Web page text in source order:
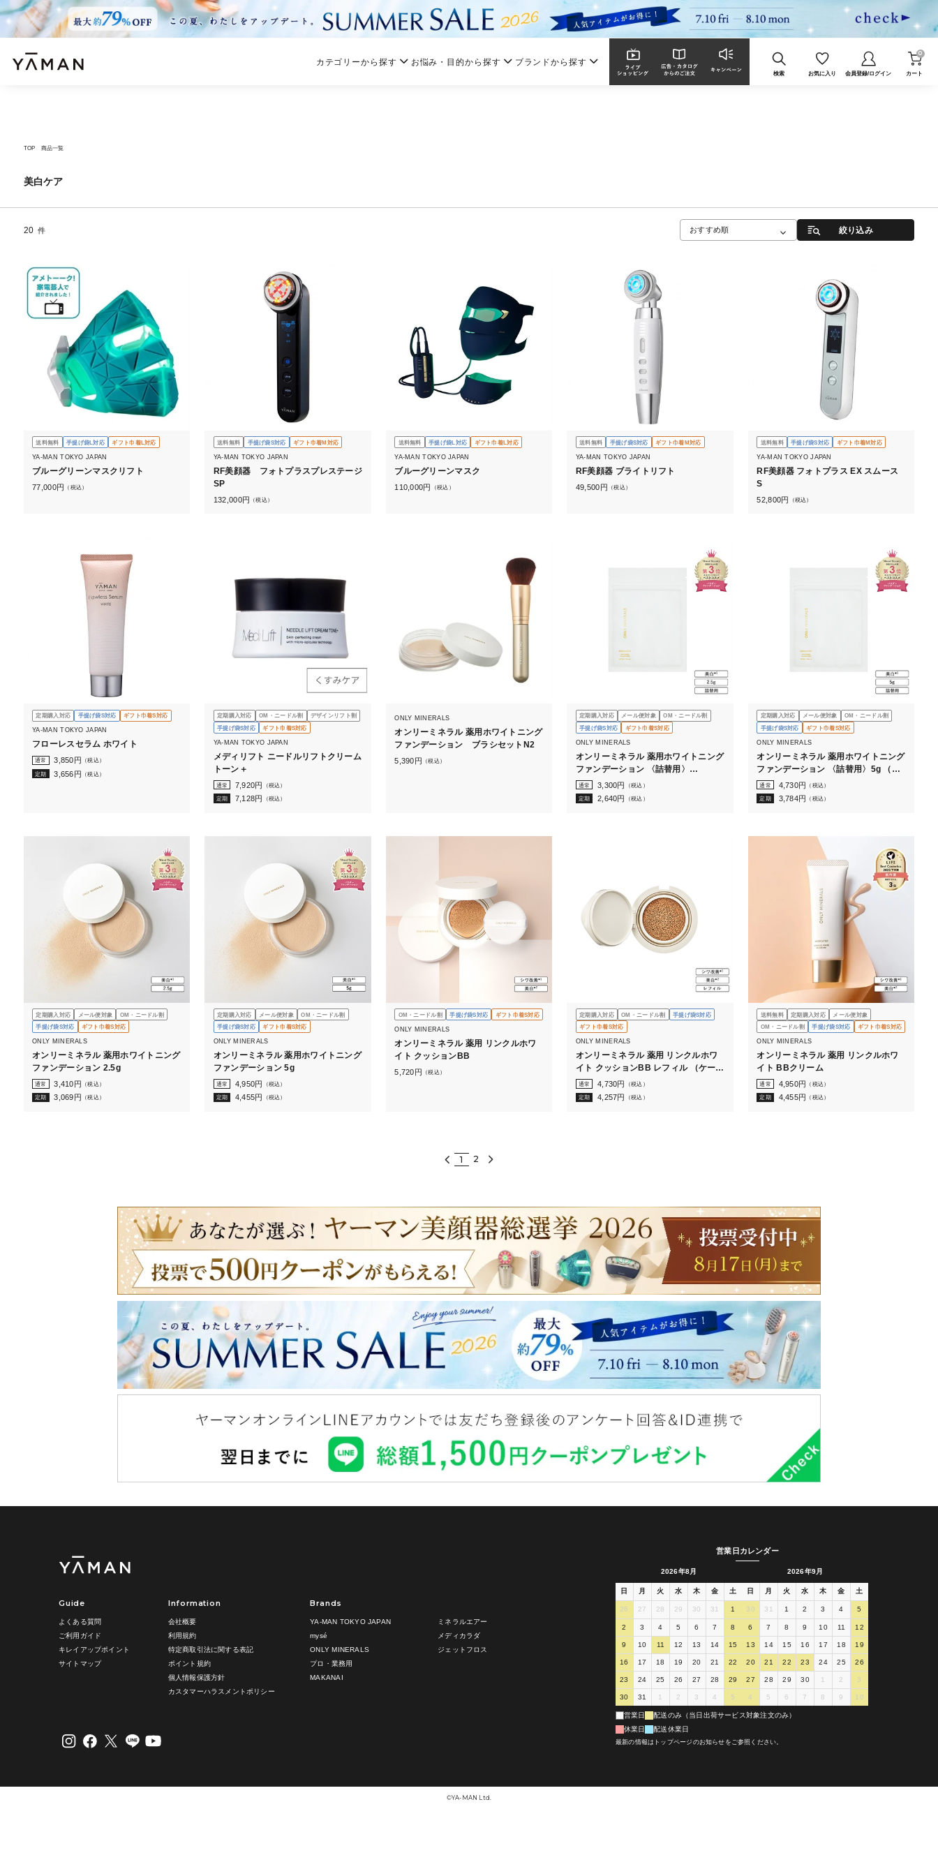
カテゴリーから探す お悩み・目的から探す ブランドから探す
検索 お気に入り 会員登録/ログイン カート
0
TOP 商品一覧
美白ケア
20 件 おすすめ順 絞り込み
送料無料 手提げ袋L対応 ギフト巾着L対応
YA-MAN TOKYO JAPAN
ブルーグリーンマスクリフト
77,000円 （税込）
送料無料 手提げ袋S対応 ギフト巾着M対応
YA-MAN TOKYO JAPAN
RF美顔器 フォトプラスプレステージ
SP
132,000円 （税込）
送料無料 手提げ袋L対応 ギフト巾着L対応
YA-MAN TOKYO JAPAN
ブルーグリーンマスク
110,000円 （税込）
送料無料 手提げ袋S対応 ギフト巾着M対応
YA-MAN TOKYO JAPAN
RF美顔器 ブライトリフト
49,500円 （税込）
送料無料 手提げ袋S対応 ギフト巾着M対応
YA-MAN TOKYO JAPAN
RF美顔器 フォトプラス EX スムース
S
52,800円 （税込）
定期購入対応 手提げ袋S対応 ギフト巾着S対応
YA-MAN TOKYO JAPAN
フローレスセラム ホワイト
通常 3,850 円
（税込）
定期
3,656円 （税込）
定期購入対応 OM・ニードル割
デザインリフト割
手提げ袋S対応
ギフト巾着S対応
YA-MAN TOKYO JAPAN
メディリフト ニードルリフトクリーム
トーン＋
通常 7,920円
（税込）
定期
7,128円 （税込）
ONLY MINERALS
オンリーミネラル 薬用ホワイトニング
ファンデーション ブラシセットN2
5,390円 （税込）
定期購入対応 メール便対象
OM・ニードル割
手提げ袋S対応
ギフト巾着S対応
ONLY MINERALS
オンリーミネラル 薬用ホワイトニング
ファンデーション 〈詰替用〉
2.5g（ケースなし）
通常 3,300円
（税込）
定期
2,640円 （税込）
定期購入対応 メール便対象
OM・ニードル割
手提げ袋S対応
ギフト巾着S対応
ONLY MINERALS
オンリーミネラル 薬用ホワイトニング
ファンデーション 〈詰替用〉5g （ケ
ースなし）
通常 4,730円 （税込）
定期
3,784円 （税込）
定期購入対応 メール便対象
OM・ニードル割
手提げ袋S対応
ギフト巾着S対応
ONLY MINERALS
オンリーミネラル 薬用ホワイトニング
ファンデーション 2.5g
通常 3,410円 （税込）
定期
3,069 円 （税込）
定期購入対応 メール便対象
OM・ニードル割
手提げ袋S対応
ギフト巾着S対応
ONLY MINERALS
オンリーミネラル 薬用ホワイトニング
ファンデーション 5g
通常 4,950円
（税込）
定期
4,455円 （税込）
OM・ニードル割 手提げ袋S対応 ギフト巾着S対応
ONLY MINERALS
オンリーミネラル 薬用 リンクルホワ
イト クッションBB
5,720円 （税込）
定期購入対応 OM・ニードル割
手提げ袋S対応
ギフト巾着S対応
ONLY MINERALS
オンリーミネラル 薬用 リンクルホワ
イト クッションBB レフィル （ケース
なし）
通常 4,730円
（税込）
定期
4,257円 （税込）
送料無料 定期購入対応
メール便対象
OM・ニードル割
手提げ袋S対応 ギフト巾着S対応
ONLY MINERALS
オンリーミネラル 薬用 リンクルホワ
イト BBクリーム
通常 4,950円 （税込）
定期
4,455円 （税込）
1 2
Guide
よくある質問
ご利用ガイド
キレイアップポイント
サイトマップ
Information
会社概要
利用規約
特定商取引法に関する表記
ポイント規約
個人情報保護方針
カスタマーハラスメントポリシー
Brands
YA-MAN TOKYO JAPAN
mysé
ONLY MINERALS
プロ・業務用
MAKANAI
ミネラルエアー
メディカラダ
ジェットフロス
営業日カレンダー
2026年8月
日 月 火 水 木 金 土
26 27 28 29 30 31 1
2 3 4 5 6 7 8
9 10 11 12 13 14 15
16 17 18 19 20 21 22
23 24 25 26 27 28 29
30 31 1 2 3 4 5
2026年9月
日 月 火 水 木 金 土
30 31 1 2 3 4 5
6 7 8 9 10 11 12
13 14 15 16 17 18 19
20 21 22 23 24 25 26
27 28 29 30 1 2 3
4 5 6 7 8 9 10
営業日
配送のみ（当日出荷サービス対象注文のみ）
休業日
配送休業日
最新の情報はトップページのお知らせをご参照ください。
©︎YA-MAN Ltd.